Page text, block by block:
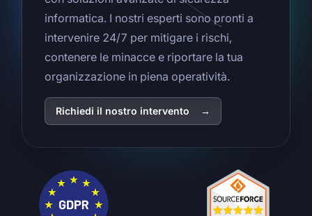
informatica. I nostri esperti sono pronti a
intervenire 24/7 per mitigare i rischi,
contenere le minacce e riportare la tua
organizzazione in piena operatività.
Richiedi il nostro intervento →